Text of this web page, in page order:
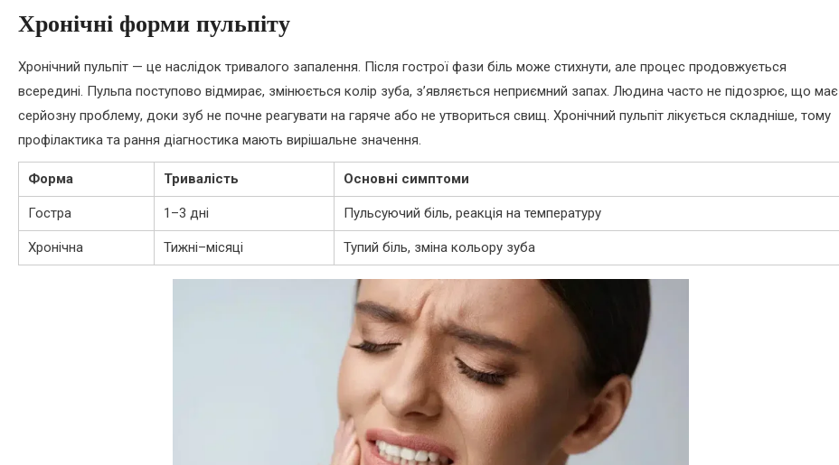
Хронічні форми пульпіту
Хронічний пульпіт — це наслідок тривалого запалення. Після гострої фази біль може стихнути, але процес продовжується
всередині. Пульпа поступово відмирає, змінюється колір зуба, з’являється неприємний запах. Людина часто не підозрює, що має
серйозну проблему, доки зуб не почне реагувати на гаряче або не утвориться свищ. Хронічний пульпіт лікується складніше, тому
профілактика та рання діагностика мають вирішальне значення.
Форма Тривалість Основні симптоми
Гостра 1–3 дні Пульсуючий біль, реакція на температуру
Хронічна Тижні–місяці Тупий біль, зміна кольору зуба